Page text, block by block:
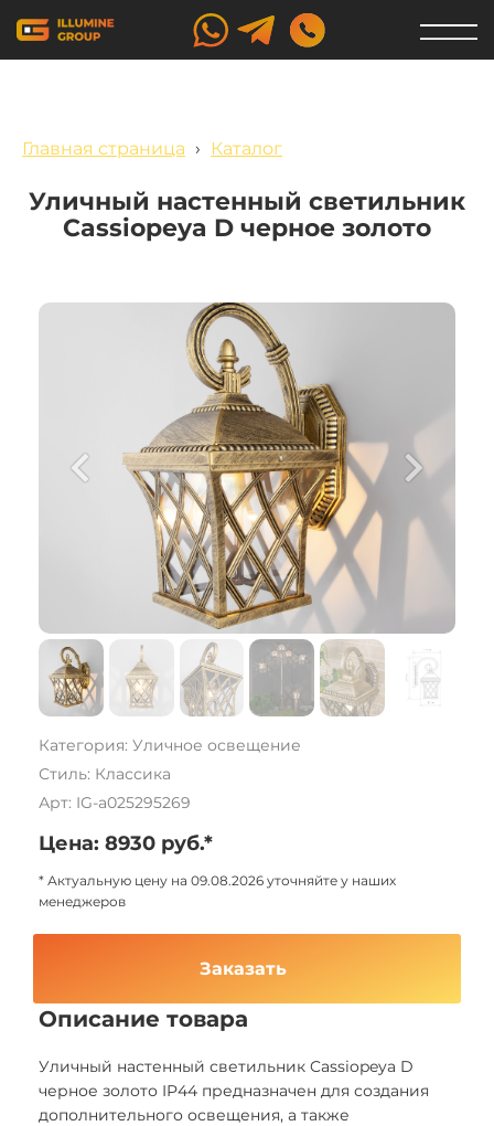
Главная страница › Каталог
Уличный настенный светильник
Cassiopeya D черное золото
Категория: Уличное освещение
Стиль: Классика
Арт: IG-a025295269
Цена: 8930 руб.*
* Актуальную цену на 09.08.2026 уточняйте у наших
менеджеров
Заказать
Описание товара
Уличный настенный светильник Cassiopeya D
черное золото IP44 предназначен для создания
дополнительного освещения, а также